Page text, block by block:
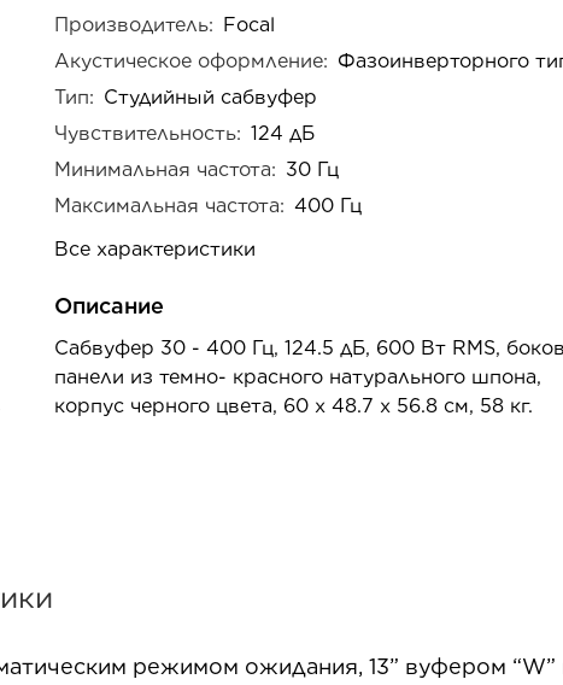
Производитель: Focal
Акустическое оформление: Фазоинверторного
Тип: Студийный сабвуфер
Чувствительность: 124 дБ
Минимальная частота: 30 Гц
Максимальная частота: 400 Гц
Все характеристики
Описание
Сабвуфер 30 - 400 Гц, 124.5 дБ, 600 Вт RMS,
панели из темно- красного натурального шпона,
корпус черного цвета, 60 x 48.7 x 56.8 см, 58 кг.
режимом ожидания, 13” вуфером